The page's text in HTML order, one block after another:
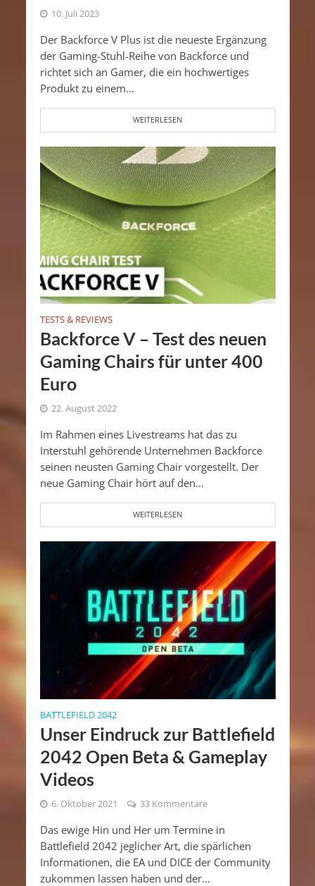
10. Juli 2023
Der Backforce V Plus ist die neueste Ergänzung
der Gaming-Stuhl-Reihe von Backforce und
richtet sich an Gamer, die ein hochwertiges
Produkt zu einem...
WEITERLESEN
TESTS & REVIEWS
Backforce V – Test des neuen
Gaming Chairs für unter 400
Euro
22. August 2022
Im Rahmen eines Livestreams hat das zu
Interstuhl gehörende Unternehmen Backforce
seinen neusten Gaming Chair vorgestellt. Der
neue Gaming Chair hört auf den...
WEITERLESEN
BATTLEFIELD 2042
Unser Eindruck zur Battlefield
2042 Open Beta & Gameplay
Videos
6. Oktober 2021 33 Kommentare
Das ewige Hin und Her um Termine in
Battlefield 2042 jeglicher Art, die spärlichen
Informationen, die EA und DICE der Community
zukommen lassen haben und der...